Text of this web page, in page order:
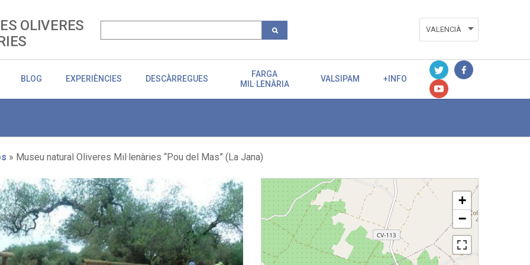
OLIVERES
ENGLISH
VALENCIÀ
BLOG EXPERIÈNCIES DESCÀRREGUES
FARGA
MIL·LENÀRIA
VALSIPAM +INFO
Museu natural Oliveres Mil·lenàries “Pou del Mas” (La Jana)
+
−